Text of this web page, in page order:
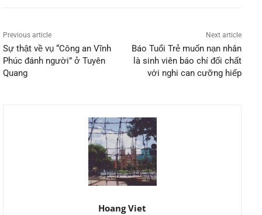
Previous article
Sự thật về vụ “Công an Vĩnh
Phúc đánh người” ở Tuyên
Quang
Next article
Báo Tuổi Trẻ muốn nạn nhân
là sinh viên báo chí đối chất
với nghi can cưỡng hiếp
Hoang Viet